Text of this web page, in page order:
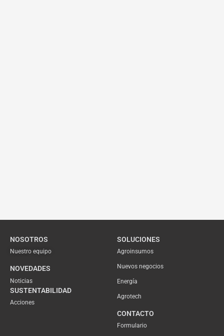
NOSOTROS
Nuestro equipo
NOVEDADES
Noticias
SUSTENTABILIDAD
Acciones
SOLUCIONES
Agroinsumos
Nuevos negocios
Energía
Agrotech
CONTACTO
Formulario